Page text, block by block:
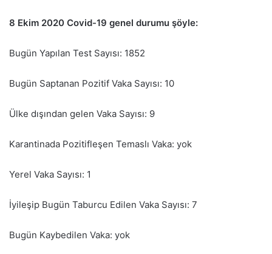
8 Ekim 2020 Covid-19 genel durumu şöyle:
Bugün Yapılan Test Sayısı: 1852
Bugün Saptanan Pozitif Vaka Sayısı: 10
Ülke dışından gelen Vaka Sayısı: 9
Karantinada Pozitifleşen Temaslı Vaka: yok
Yerel Vaka Sayısı: 1
İyileşip Bugün Taburcu Edilen Vaka Sayısı: 7
Bugün Kaybedilen Vaka: yok